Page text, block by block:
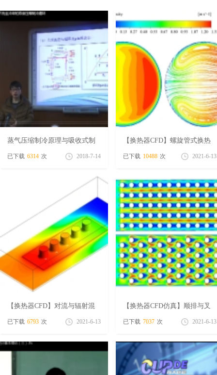
免
费
蒸气压缩制冷原理与吸收式制
冷原理
已下载 6314 次 2018-7-14
【换热器CFD】螺旋管式换热
器Fluent仿真视频讲解
已下载 10488 次 2021-6-13
【换热器CFD】对流与辐射混
合的换热Fluent模拟视频
已下载 6793 次 2021-6-13
【换热器CFD仿真】顺排与叉
排排列的换热器区别仿真
已下载 7037 次 2021-6-13